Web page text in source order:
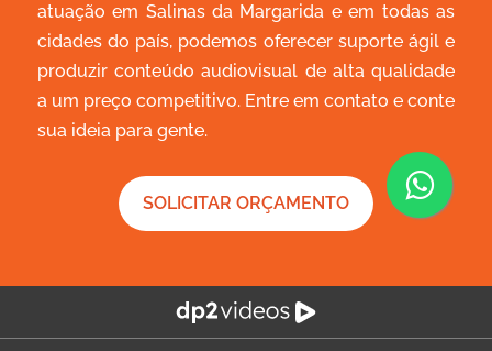
atuação em Salinas da Margarida e em todas as
cidades do país, podemos oferecer suporte ágil e
produzir conteúdo audiovisual de alta qualidade
a um preço competitivo. Entre em contato e conte
sua ideia para gente.
SOLICITAR ORÇAMENTO